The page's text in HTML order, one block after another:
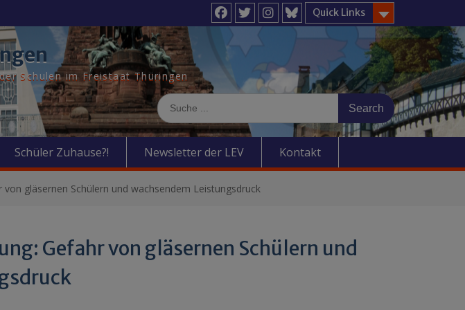
Quick Links
Facebook
TwitterInstagram
BlueSky
Schulen im Freistaat Thüringen
Search
for:
Schüler Zuhause?! Newsletter der LEV Kontakt
gläsernen Schülern und wachsendem Leistungsdruck
Gefahr von gläsernen Schülern und